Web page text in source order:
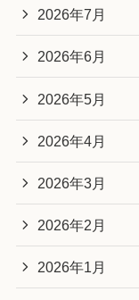
2026年7月
2026年6月
2026年5月
2026年4月
2026年3月
2026年2月
2026年1月